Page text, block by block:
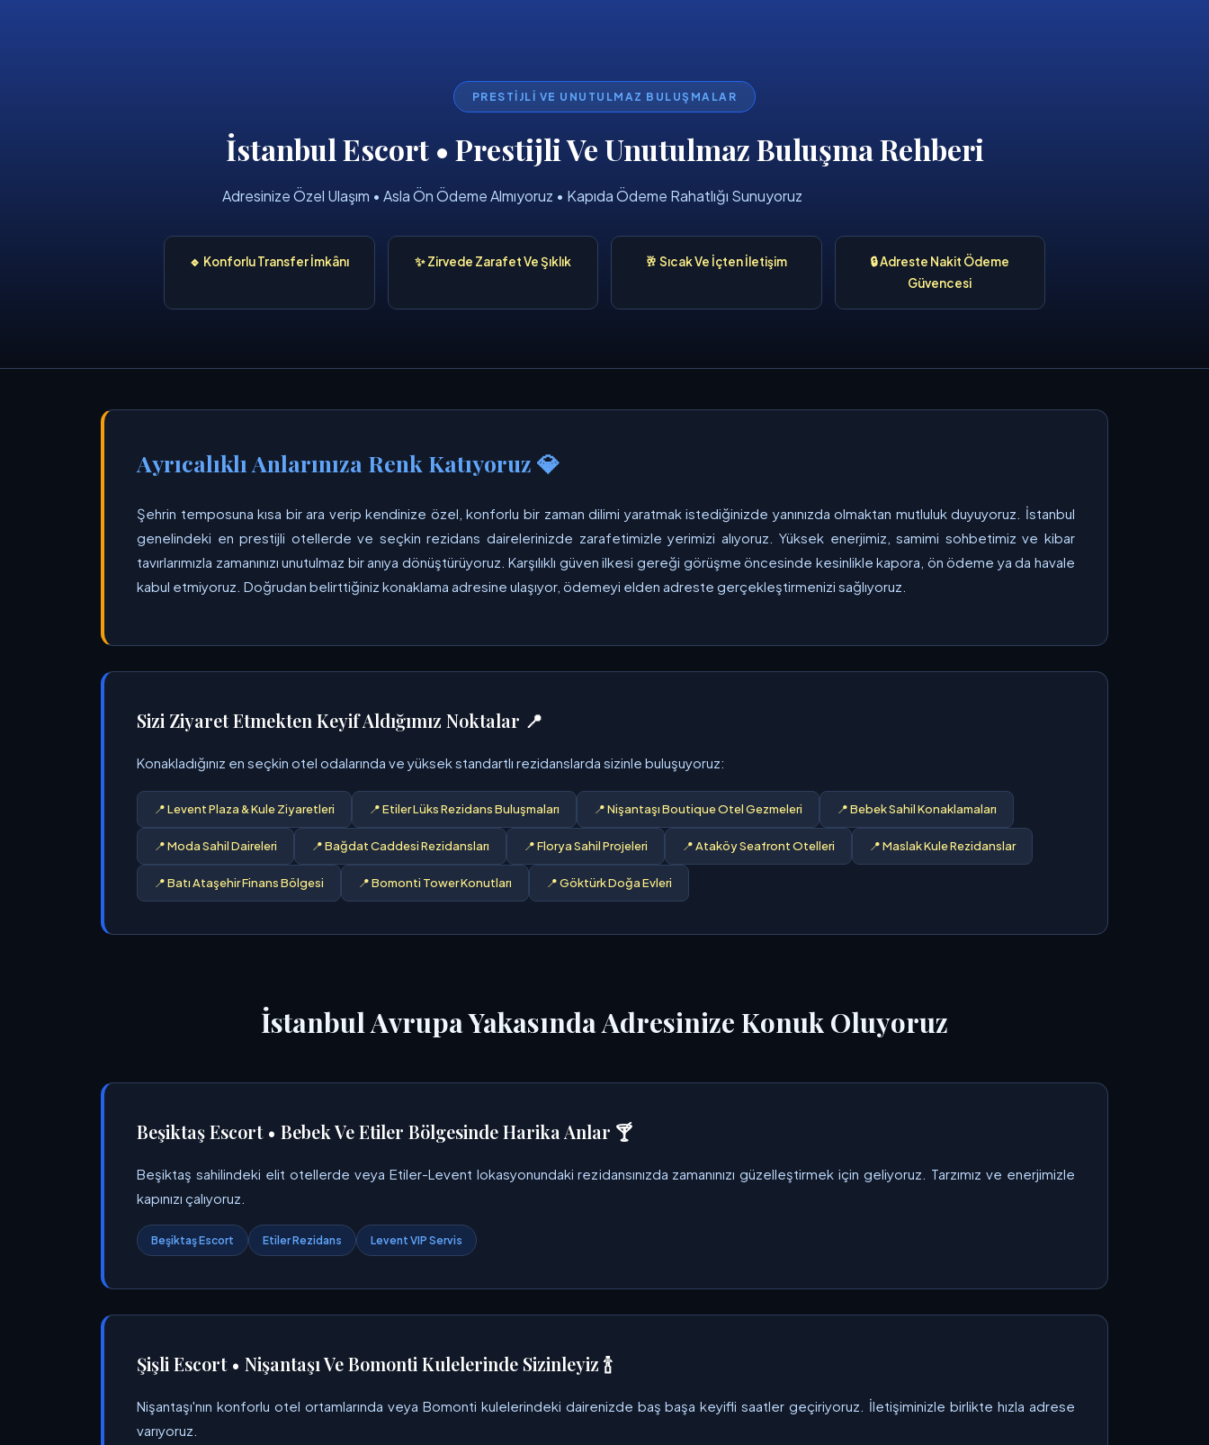
PRESTIJLI VE UNUTULMAZ BULUŞMALAR
İstanbul Escort • Prestijli Ve Unutulmaz Buluşma Rehberi
Adresinize Özel Ulaşım • Asla Ön Ödeme Almıyoruz • Kapıda Ödeme Rahatlığı Sunuyoruz
🔹 Konforlu Transfer İmkânı ✨ Zirvede Zarafet Ve Şıklık 🥂 Sıcak Ve İçten İletişim
🔒 Adreste Nakit Ödeme
Güvencesi
Ayrıcalıklı Anlarınıza Renk Katıyoruz 💎
Şehrin temposuna kısa bir ara verip kendinize özel, konforlu bir zaman dilimi yaratmak istediğinizde yanınızda olmaktan mutluluk duyuyoruz. İstanbul
genelindeki en prestijli otellerde ve seçkin rezidans dairelerinizde zarafetimizle yerimizi alıyoruz. Yüksek enerjimiz, samimi sohbetimiz ve kibar
tavırlarımızla zamanınızı unutulmaz bir anıya dönüştürüyoruz. Karşılıklı güven ilkesi gereği görüşme öncesinde kesinlikle kapora, ön ödeme ya da havale
kabul etmiyoruz. Doğrudan belirttiğiniz konaklama adresine ulaşıyor, ödemeyi elden adreste gerçekleştirmenizi sağlıyoruz.
Sizi Ziyaret Etmekten Keyif Aldığımız Noktalar 📍
Konakladığınız en seçkin otel odalarında ve yüksek standartlı rezidanslarda sizinle buluşuyoruz:
📍 Levent Plaza & Kule Ziyaretleri 📍 Etiler Lüks Rezidans Buluşmaları 📍 Nişantaşı Boutique Otel Gezmeleri 📍 Bebek Sahil Konaklamaları
📍 Moda Sahil Daireleri 📍 Bağdat Caddesi Rezidansları 📍 Florya Sahil Projeleri 📍 Ataköy Seafront Otelleri 📍 Maslak Kule Rezidanslar
📍 Batı Ataşehir Finans Bölgesi 📍 Bomonti Tower Konutları 📍 Göktürk Doğa Evleri
İstanbul Avrupa Yakasında Adresinize Konuk Oluyoruz
Beşiktaş Escort • Bebek Ve Etiler Bölgesinde Harika Anlar 🍸
Beşiktaş sahilindeki elit otellerde veya Etiler-Levent lokasyonundaki rezidansınızda zamanınızı güzelleştirmek için geliyoruz. Tarzımız ve enerjimizle
kapınızı çalıyoruz.
Beşiktaş Escort Etiler Rezidans Levent VIP Servis
Şişli Escort • Nişantaşı Ve Bomonti Kulelerinde Sizinleyiz 🍾
Nişantaşı'nın konforlu otel ortamlarında veya Bomonti kulelerindeki dairenizde baş başa keyifli saatler geçiriyoruz. İletişiminizle birlikte hızla adrese
varıyoruz.